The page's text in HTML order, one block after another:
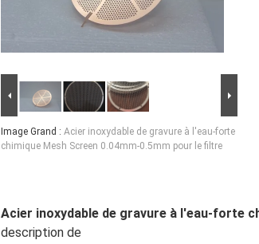
Image Grand : Acier inoxydable de gravure à l'eau-forte
chimique Mesh Screen 0.04mm-0.5mm pour le filtre
Acier inoxydable de gravure à l'eau-forte
description de